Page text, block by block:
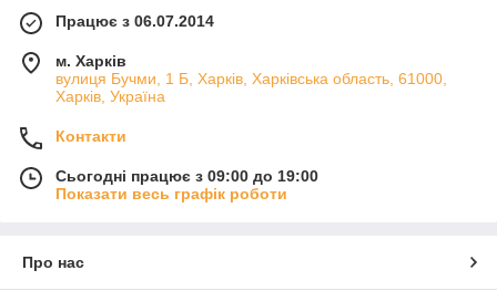
Працює з 06.07.2014
м. Харків
вулиця Бучми, 1 Б, Харків, Харківська область, 61000,
Харків, Україна
Контакти
Сьогодні працює з 09:00 до 19:00
Показати весь графік роботи
Про нас